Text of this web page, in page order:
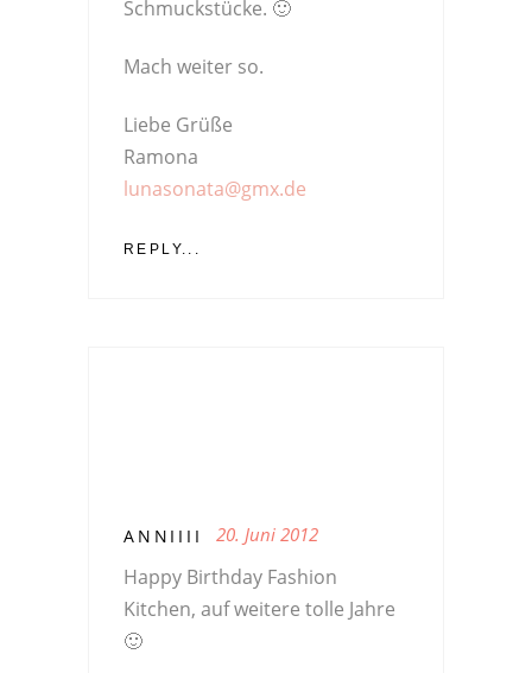
Schmuckstücke. 🙂
Mach weiter so.
Liebe Grüße
Ramona
lunasonata@gmx.de
REPLY...
ANNIIII 20. Juni 2012
Happy Birthday Fashion
Kitchen, auf weitere tolle Jahre
🙂